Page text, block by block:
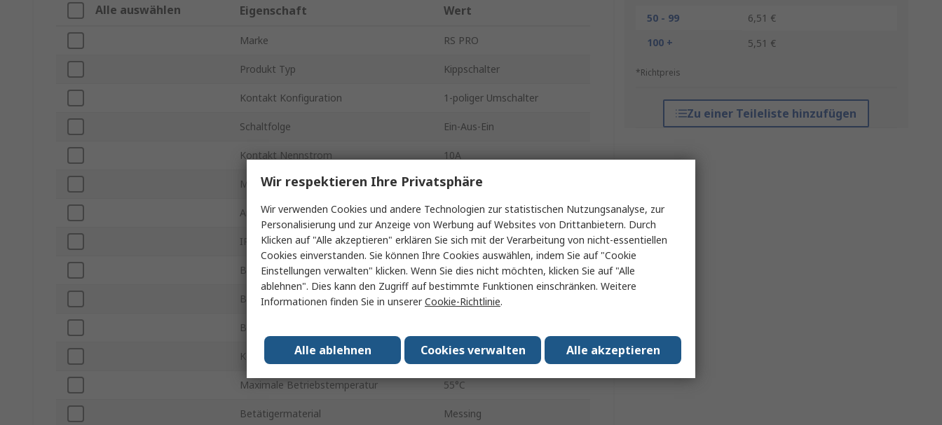
50 - 99
6,51 €
100 +
5,51 €
*Richtpreis
Zu einer Teileliste hinzufügen
Alle auswählen Eigenschaft Wert
Marke RS PRO
Produkt Typ Kippschalter
Kontakt Konfiguration 1-poliger Umschalter
Schaltfolge Ein-Aus-Ein
Kontakt Nennstrom 10A
Montageart Leiterplattenmontage
Anschlusstyp Lot
IP-Schutzart IP40
Beleuchtet Nein
Betriebstemperatur min. -20°C
Betätigerlänge
Kontaktspannung AC 250V ac
Maximale Betriebstemperatur 55°C
Betätigermaterial Messing
Wir respektieren Ihre Privatsphäre
Wir verwenden Cookies und andere Technologien zur statistischen Nutzungsanalyse, zur
Personalisierung und zur Anzeige von Werbung auf Websites von Drittanbietern. Durch
Klicken auf "Alle akzeptieren" erklären Sie sich mit der Verarbeitung von nicht-essentiellen
Cookies einverstanden. Sie können Ihre Cookies auswählen, indem Sie auf "Cookie
Einstellungen verwalten" klicken. Wenn Sie dies nicht möchten, klicken Sie auf "Alle
ablehnen". Dies kann den Zugriff auf bestimmte Funktionen einschränken. Weitere
Informationen finden Sie in unsererCookie-Richtlinie.
Alle akzeptieren
Cookies verwalten
Alle ablehnen